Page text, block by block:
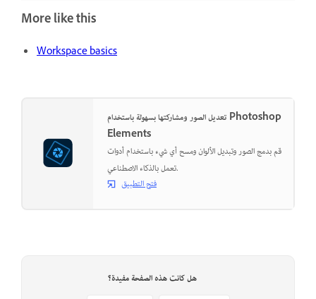
More like this
Workspace basics
تعديل الصور ومشاركتها بسهولة باستخدام Photoshop
Elements
قم بدمج الصور وتبديل الألوان ومسح أي شيء باستخدام أدوات
تعمل بالذكاء الاصطناعي.
فتح التطبيق
هل كانت هذه الصفحة مفيدة؟